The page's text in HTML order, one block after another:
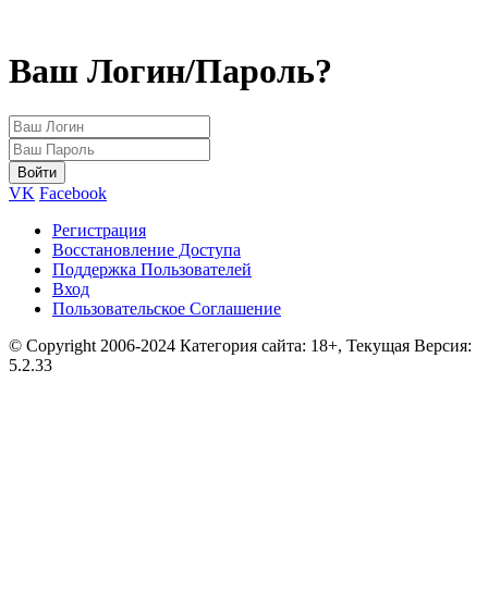
Ваш Логин/Пароль?
VK Facebook
Регистрация
Восстановление Доступа
Поддержка Пользователей
Вход
Пользовательское Соглашение
© Copyright 2006-2024 Категория сайта: 18+, Текущая Версия:
5.2.33